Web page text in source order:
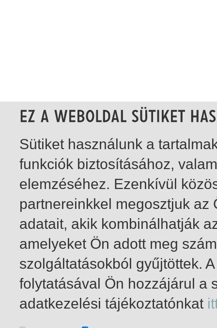
1-5 / insgesamt 5 Treffer
Sütiket használunk a
funkciók biztosításához,
elemzéséhez. Ezenkívül
partnereinkkel megosztjuk
adatait, akik kombinálhatják
amelyeket Ön adott meg
szolgáltatásokból gyűjtöttek.
folytatásával Ön hozzájárul a
adatkezelési tájékoztatónkat